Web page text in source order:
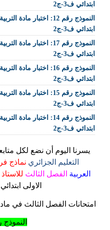
ابتدائي ف3-ج2
النموذج رقم 12: اختبار
ابتدائي ف3-ج2
النموذج رقم 17: اختبار
ابتدائي ف3-ج2
النموذج رقم 16: اختبار
ابتدائي ف3-ج2
النموذج رقم 15: اختبار
ابتدائي ف3-ج2
النموذج رقم 14: اختبار
ابتدائي ف3-ج2
يسرنا اليوم أن نضع لكل
التعليم الجزائري نماذج
العربية الفصل الثالث
الاولى ابتدائي
امتحانات الفصل الثالث في مادة
النموذج